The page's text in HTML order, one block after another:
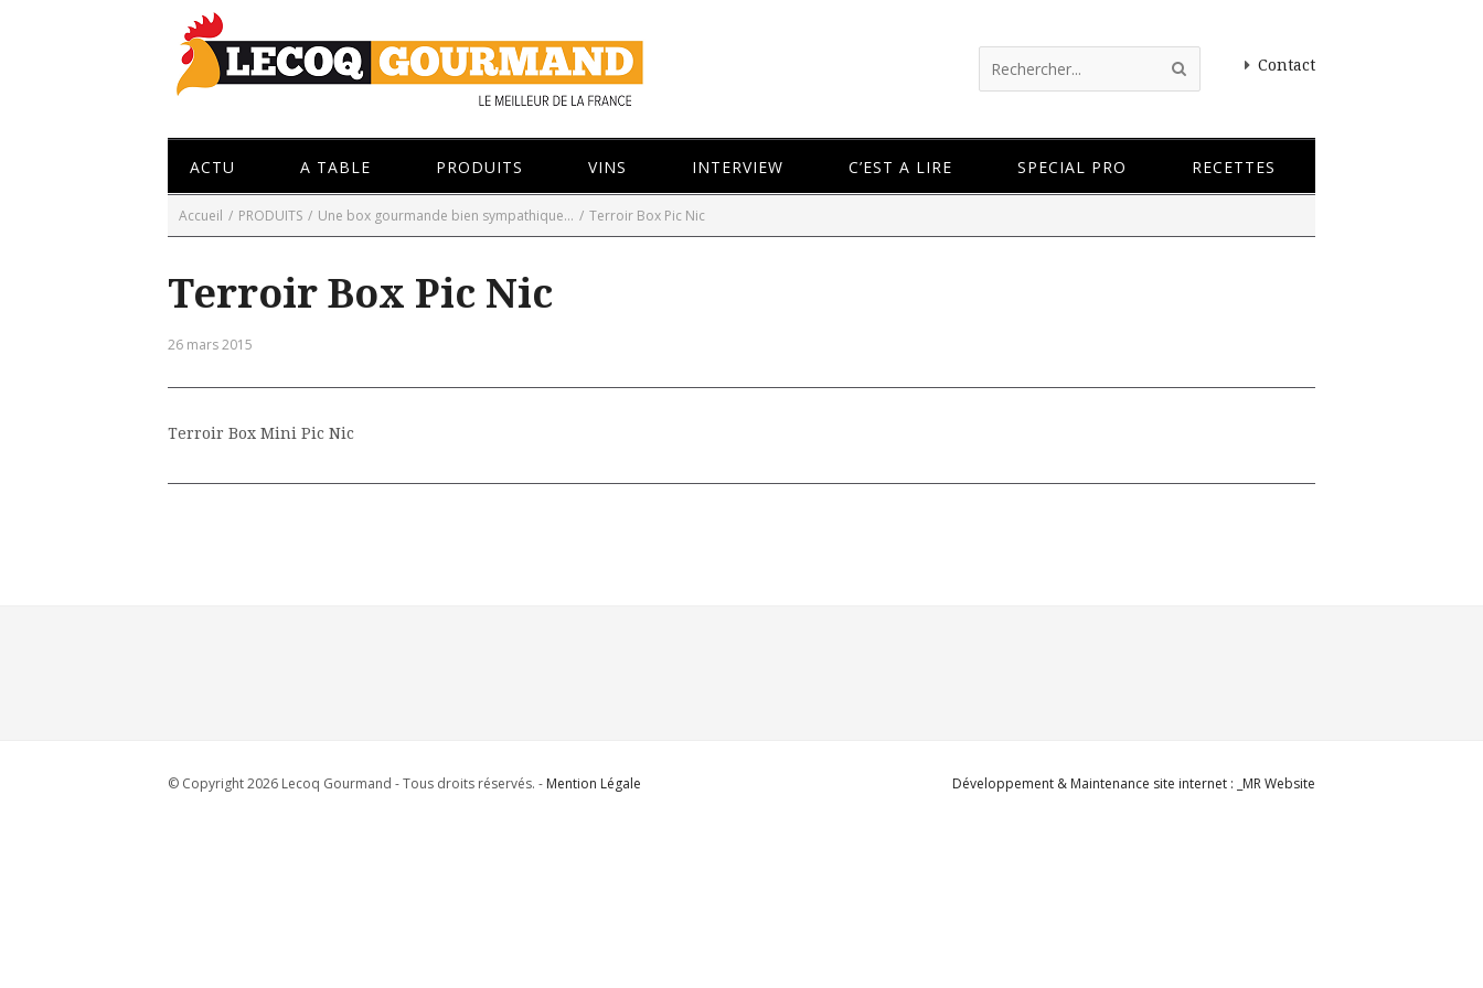
Contact
ACTU A TABLE PRODUITS VINS INTERVIEW C’EST A LIRE SPECIAL PRO RECETTES
Accueil / PRODUITS / Une box gourmande bien sympathique... / Terroir Box Pic Nic
Terroir Box Pic Nic
26 mars 2015
Terroir Box Mini Pic Nic
© Copyright 2026 Lecoq Gourmand - Tous droits réservés. - Mention Légale Développement & Maintenance site internet : _MR Website